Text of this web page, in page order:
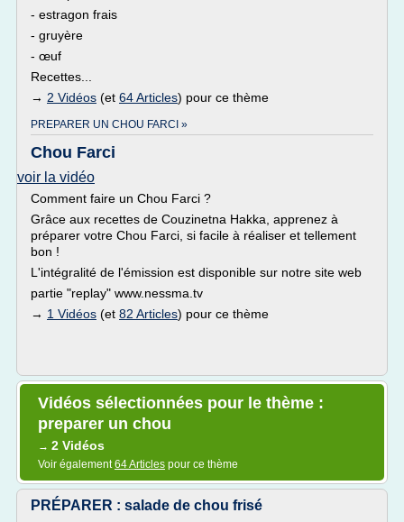
- estragon frais
- gruyère
- œuf
Recettes...
→ 2 Vidéos (et 64 Articles) pour ce thème
PREPARER UN CHOU FARCI »
Chou Farci
voir la vidéo
Comment faire un Chou Farci ?
Grâce aux recettes de Couzinetna Hakka, apprenez à
préparer votre Chou Farci, si facile à réaliser et tellement
bon !
L'intégralité de l'émission est disponible sur notre site web
partie "replay" www.nessma.tv
→ 1 Vidéos (et 82 Articles) pour ce thème
Vidéos sélectionnées pour le thème :
preparer un chou
→ 2 Vidéos
Voir également64 Articles pour ce thème
PRÉPARER : salade de chou frisé